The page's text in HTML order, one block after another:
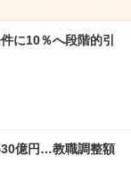
に10％へ段階的引
億円…教職調整額